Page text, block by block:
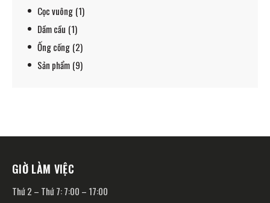
Cọc vuông (1)
Dầm cầu (1)
Ống cống (2)
Sản phẩm (9)
GIỜ LÀM VIỆC
Thứ 2 – Thứ 7: 7:00 – 17:00